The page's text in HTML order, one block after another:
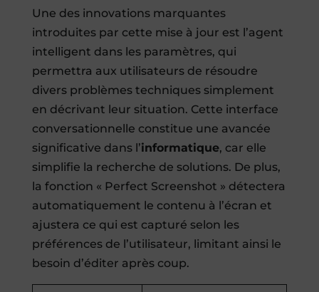
Une des innovations marquantes
introduites par cette mise à jour est l’agent
intelligent dans les paramètres, qui
permettra aux utilisateurs de résoudre
divers problèmes techniques simplement
en décrivant leur situation. Cette interface
conversationnelle constitue une avancée
significative dans l’informatique, car elle
simplifie la recherche de solutions. De plus,
la fonction « Perfect Screenshot » détectera
automatiquement le contenu à l’écran et
ajustera ce qui est capturé selon les
préférences de l’utilisateur, limitant ainsi le
besoin d’éditer après coup.